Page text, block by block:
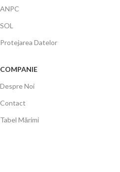
ANPC
SOL
Protejarea Datelor
COMPANIE
Despre Noi
Contact
Tabel Mărimi